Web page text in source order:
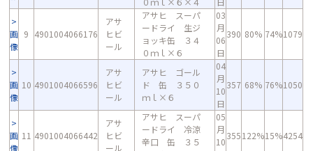
画
像
9 4901004066176
アサ
ヒビ
ール
アサヒ スーパ
ードライ 生ジ
ョッキ缶 ３４
０ｍｌ×６
03
月
06
日
390 80% 74%1079
画
像
10 4901004066596
アサ
ヒビ
ール
アサヒ ゴール
ド 缶 ３５０
ｍｌ×６
04
月
10
日
357 68% 76%1050
画
像
11 4901004066442
アサ
ヒビ
ール
アサヒ スーパ
ードライ 冷涼
辛口 缶 ３５
05
月
10
355122%15%4254